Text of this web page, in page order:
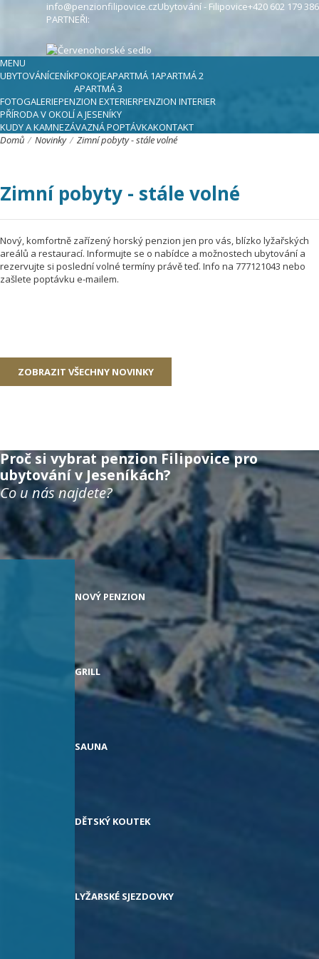
info@penzionfilipovice.czUbytování - Filipovice+420 602 179 386
PARTNEŘI:
MENU
UBYTOVÁNÍCENÍKPOKOJEAPARTMÁ 1APARTMÁ 2
APARTMÁ 3
FOTOGALERIEPENZION EXTERIERPENZION INTERIER
PŘÍRODA V OKOLÍ A JESENÍKY
KUDY A KAMNEZÁVAZNÁ POPTÁVKAKONTAKT
Domů / Novinky / Zimní pobyty - stále volné
Zimní pobyty - stále volné
Nový, komfortně zařízený horský penzion jen pro vás, blízko lyžařských
areálů a restaurací. Informujte se o nabídce a možnostech ubytování a
rezervujte si poslední volné termíny právě teď. Info na 777121043 nebo
zašlete poptávku e-mailem.
ZOBRAZIT VŠECHNY NOVINKY
Proč si vybrat penzion Filipovice pro
ubytování v Jeseníkách?
Co u nás najdete?
NOVÝ PENZION
GRILL
SAUNA
DĚTSKÝ KOUTEK
LYŽARSKÉ SJEZDOVKY